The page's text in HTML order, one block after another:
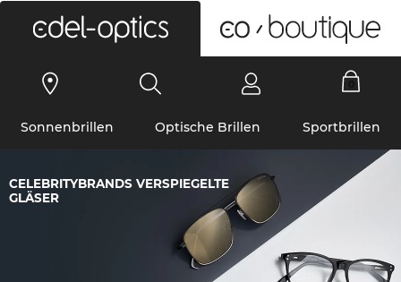
Sonnenbrillen Optische Brillen Sportbrillen
CELEBRITYBRANDS VERSPIEGELTE
GLÄSER